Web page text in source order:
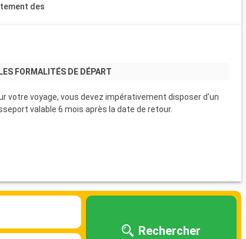
des
LES FORMALITÉS DE DÉPART
votre voyage, vous devez impérativement disposer d'un
valable 6 mois après la date de retour.
Rechercher